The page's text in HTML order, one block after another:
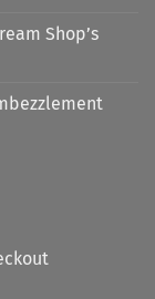
Shop’s